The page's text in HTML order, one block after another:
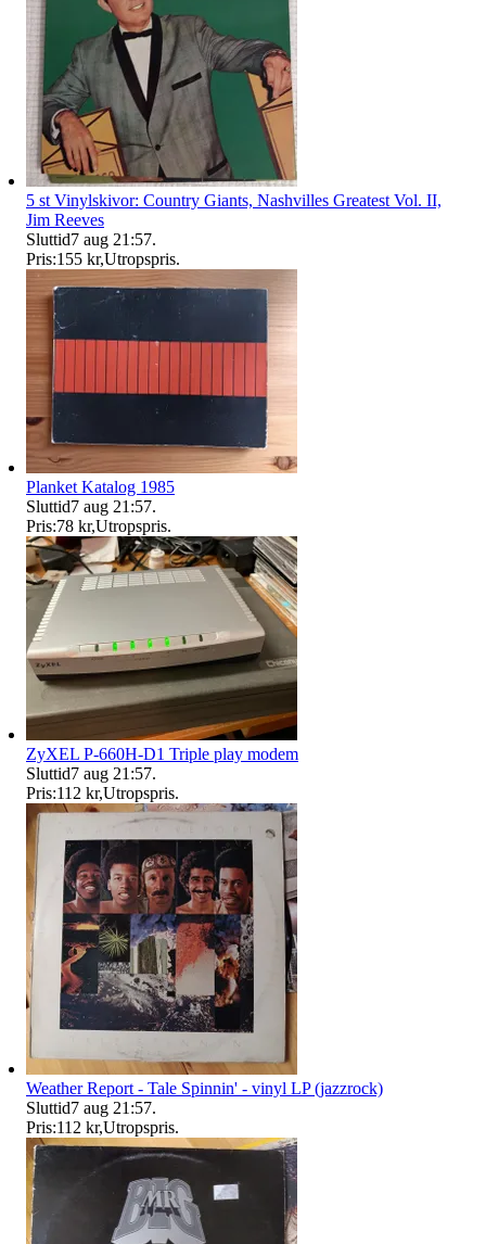
5 st Vinylskivor: Country Giants, Nashvilles Greatest Vol. II,
Jim Reeves
Sluttid7 aug 21:57.
Pris:155 kr,Utropspris.
Planket Katalog 1985
Sluttid7 aug 21:57.
Pris:78 kr,Utropspris.
ZyXEL P-660H-D1 Triple play modem
Sluttid7 aug 21:57.
Pris:112 kr,Utropspris.
Weather Report - Tale Spinnin' - vinyl LP (jazzrock)
Sluttid7 aug 21:57.
Pris:112 kr,Utropspris.